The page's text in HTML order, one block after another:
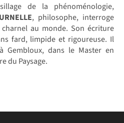
de la phénoménologie,
, philosophe, interroge
au monde. Son écriture
fard, limpide et rigoureuse. Il
Gembloux, dans le Master en
du Paysage.